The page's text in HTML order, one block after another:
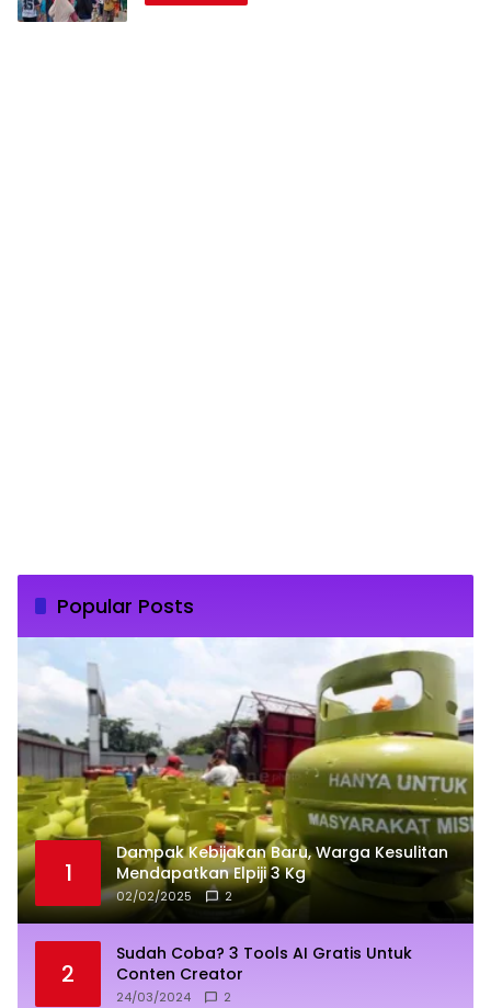
Popular Posts
1
Dampak Kebijakan Baru, Warga Kesulitan
Mendapatkan Elpiji 3 Kg
02/02/2025 2
2
Sudah Coba? 3 Tools AI Gratis Untuk
Conten Creator
24/03/2024 2